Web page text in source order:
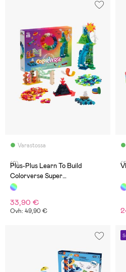
Varastossa
(0)
Plus-Plus Learn To Build
Colorverse Super
Rakennussarja
33,90 €
Ovh: 49,90 €